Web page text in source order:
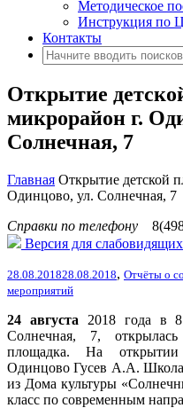
Методическое
Инструкция по
Контакты
Открытие
микрорайон г.
Солнечная, 7
Главная Открытие детской
Одинцово, ул. Солнечная, 7
Справки по телефону
Версия для слабовидящих
28.08.201828.08.2018, Отчёты о
мероприятий
24 августа 2018 года в
Солнечная, 7, открылась
площадка. На открытии
Одинцово Гусев А.А. Школа
из Дома культуры
класс по современным